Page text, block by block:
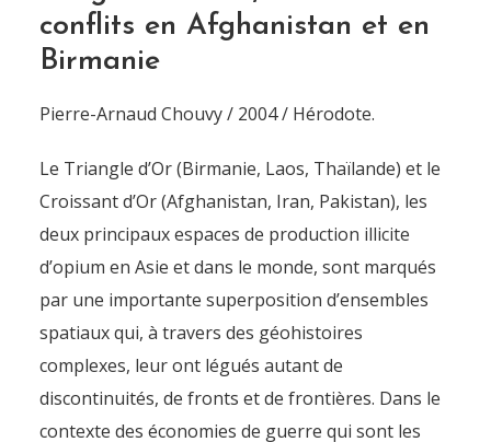
conflits en Afghanistan et en
Birmanie
Pierre-Arnaud Chouvy / 2004 / Hérodote.
Le Triangle d’Or (Birmanie, Laos, Thaïlande) et le
Croissant d’Or (Afghanistan, Iran, Pakistan), les
deux principaux espaces de production illicite
d’opium en Asie et dans le monde, sont marqués
par une importante superposition d’ensembles
spatiaux qui, à travers des géohistoires
complexes, leur ont légués autant de
discontinuités, de fronts et de frontières. Dans le
contexte des économies de guerre qui sont les